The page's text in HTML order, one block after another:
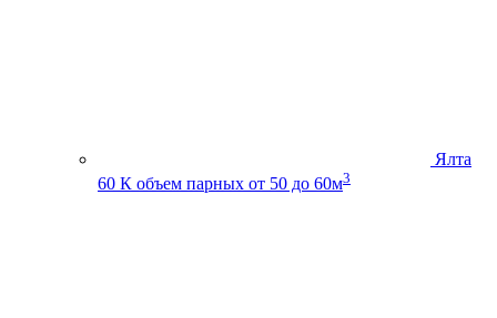
Ялта
60 К объем парных от 50 до 60м3